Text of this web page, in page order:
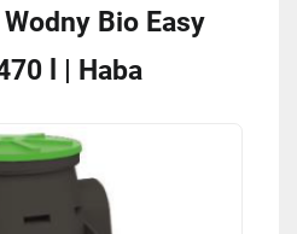
Bio Easy
l | Haba